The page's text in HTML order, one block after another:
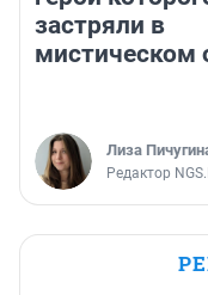
застряли в
мистическом
Лиза
Редактор